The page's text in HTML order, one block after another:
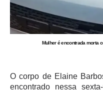
Mulher é encontrada morta
O corpo de Elaine
encontrado nessa